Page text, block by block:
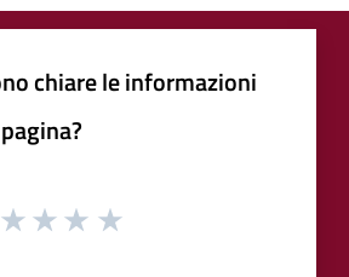
chiare le informazioni